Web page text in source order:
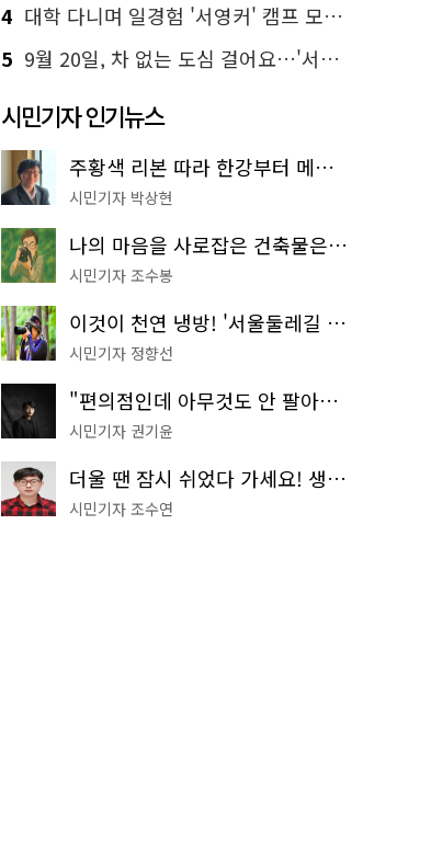
4 대학 다니며 일경험 '서영커' 캠프 모집…전액 무료
5 9월 20일, 차 없는 도심 걸어요…'서울 걷자 페스티벌' 선착순 5천명
시민기자 인기뉴스
주황색 리본 따라 한강부터 메타세쿼이아 숲길까지…서울둘레길 15코스
시민기자 박상현
나의 마음을 사로잡은 건축물은? '서울시 건축상' 수상작 공개!
시민기자 조수봉
이것이 천연 냉방! '서울둘레길 9코스'로 숲속 피서 떠나볼까
시민기자 정향선
"편의점인데 아무것도 안 팔아요" 서울에서 가장 특별한 편의점의 정체
시민기자 권기윤
더울 땐 잠시 쉬었다 가세요! 생수 냉장고부터 해피소·무더위쉼터까지
시민기자 조수연